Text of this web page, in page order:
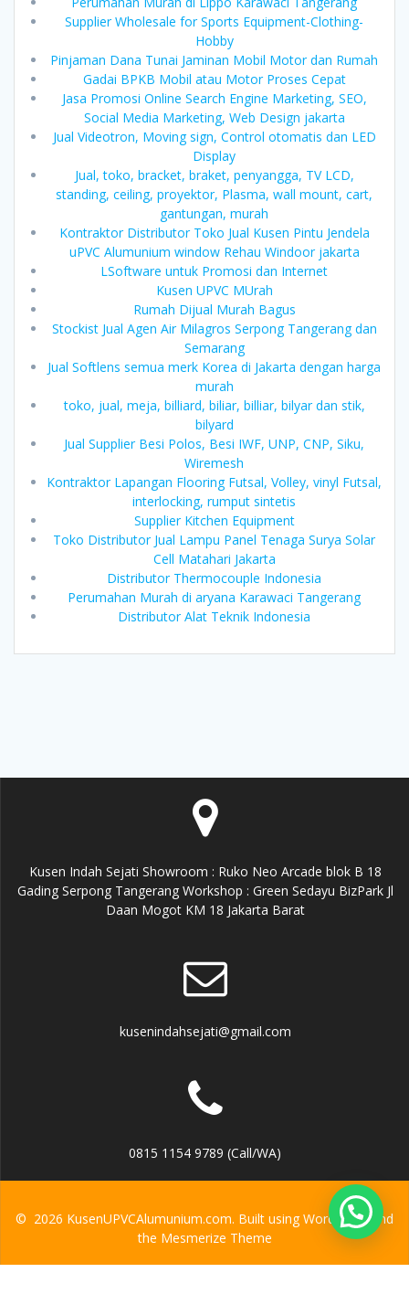
Supplier Wholesale for Sports Equipment-Clothing-
Hobby
Pinjaman Dana Tunai Jaminan Mobil Motor dan Rumah
Gadai BPKB Mobil atau Motor Proses Cepat
Jasa Promosi Online Search Engine Marketing, SEO,
Social Media Marketing, Web Design jakarta
Jual Videotron, Moving sign, Control otomatis dan LED
Display
Jual, toko, bracket, braket, penyangga, TV LCD,
standing, ceiling, proyektor, Plasma, wall mount, cart,
gantungan, murah
Kontraktor Distributor Toko Jual Kusen Pintu Jendela
uPVC Alumunium window Rehau Windoor jakarta
LSoftware untuk Promosi dan Internet
Kusen UPVC MUrah
Rumah Dijual Murah Bagus
Stockist Jual Agen Air Milagros Serpong Tangerang dan
Semarang
Jual Softlens semua merk Korea di Jakarta dengan harga
murah
toko, jual, meja, billiard, biliar, billiar, bilyar dan stik,
bilyard
Jual Supplier Besi Polos, Besi IWF, UNP, CNP, Siku,
Wiremesh
Kontraktor Lapangan Flooring Futsal, Volley, vinyl Futsal,
interlocking, rumput sintetis
Supplier Kitchen Equipment
Toko Distributor Jual Lampu Panel Tenaga Surya Solar
Cell Matahari Jakarta
Distributor Thermocouple Indonesia
Perumahan Murah di aryana Karawaci Tangerang
Distributor Alat Teknik Indonesia
Kusen Indah Sejati Showroom : Ruko Neo Arcade blok B 18
Gading Serpong Tangerang Workshop : Green Sedayu BizPark Jl
Daan Mogot KM 18 Jakarta Barat
kusenindahsejati@gmail.com
0815 1154 9789 (Call/WA)
© 2026 KusenUPVCAlumunium.com. Built using WordPress and
the Mesmerize Theme